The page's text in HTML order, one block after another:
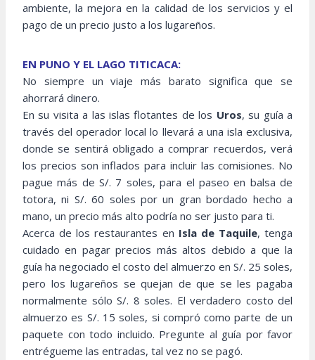
ambiente, la mejora en la calidad de los servicios y el
pago de un precio justo a los lugareños.
EN PUNO Y EL LAGO TITICACA:
No siempre un viaje más barato significa que se
ahorrará dinero.
En su visita a las islas flotantes de los Uros, su guía a
través del operador local lo llevará a una isla exclusiva,
donde se sentirá obligado a comprar recuerdos, verá
los precios son inflados para incluir las comisiones. No
pague más de S/. 7 soles, para el paseo en balsa de
totora, ni S/. 60 soles por un gran bordado hecho a
mano, un precio más alto podría no ser justo para ti.
Acerca de los restaurantes en Isla de Taquile, tenga
cuidado en pagar precios más altos debido a que la
guía ha negociado el costo del almuerzo en S/. 25 soles,
pero los lugareños se quejan de que se les pagaba
normalmente sólo S/. 8 soles. El verdadero costo del
almuerzo es S/. 15 soles, si compró como parte de un
paquete con todo incluido. Pregunte al guía por favor
entrégueme las entradas, tal vez no se pagó.